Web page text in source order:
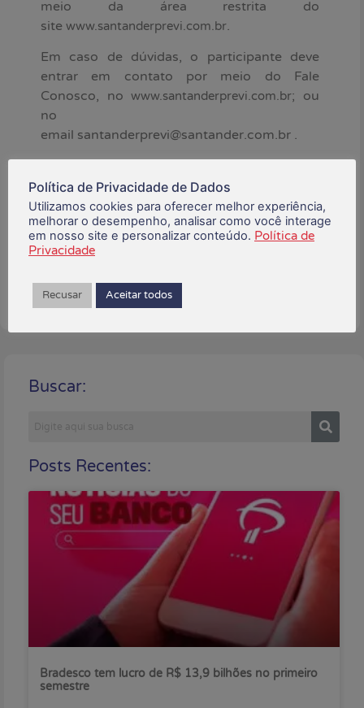
meio da área restrita do
site www.santanderprevi.com.br.
Em caso de dúvidas, o participante deve
entrar em contato por meio do Fale
Conosco, nowww.santanderprevi.com.br; ou
no
email santanderprevi@santander.com.br .
março 27, 2023
Está gostando do conteúdo?
Compartilhe!
Buscar:
Posts Recentes:
Bradesco tem lucro de R$ 13,9 bilhões no primeiro
semestre
Política de Privacidade de Dados
Utilizamos cookies para oferecer melhor experiência,
melhorar o desempenho, analisar como você interage
em nosso site e personalizar conteúdo. Política de
Privacidade
Recusar Aceitar todos